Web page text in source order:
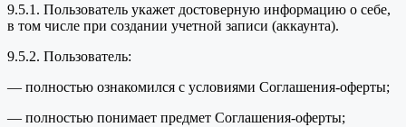
9.5.1. Пользователь укажет достоверную информацию о себе,
в том числе при создании учетной записи (аккаунта).
9.5.2. Пользователь:
— полностью ознакомился с условиями Соглашения-оферты;
— полностью понимает предмет Соглашения-оферты;